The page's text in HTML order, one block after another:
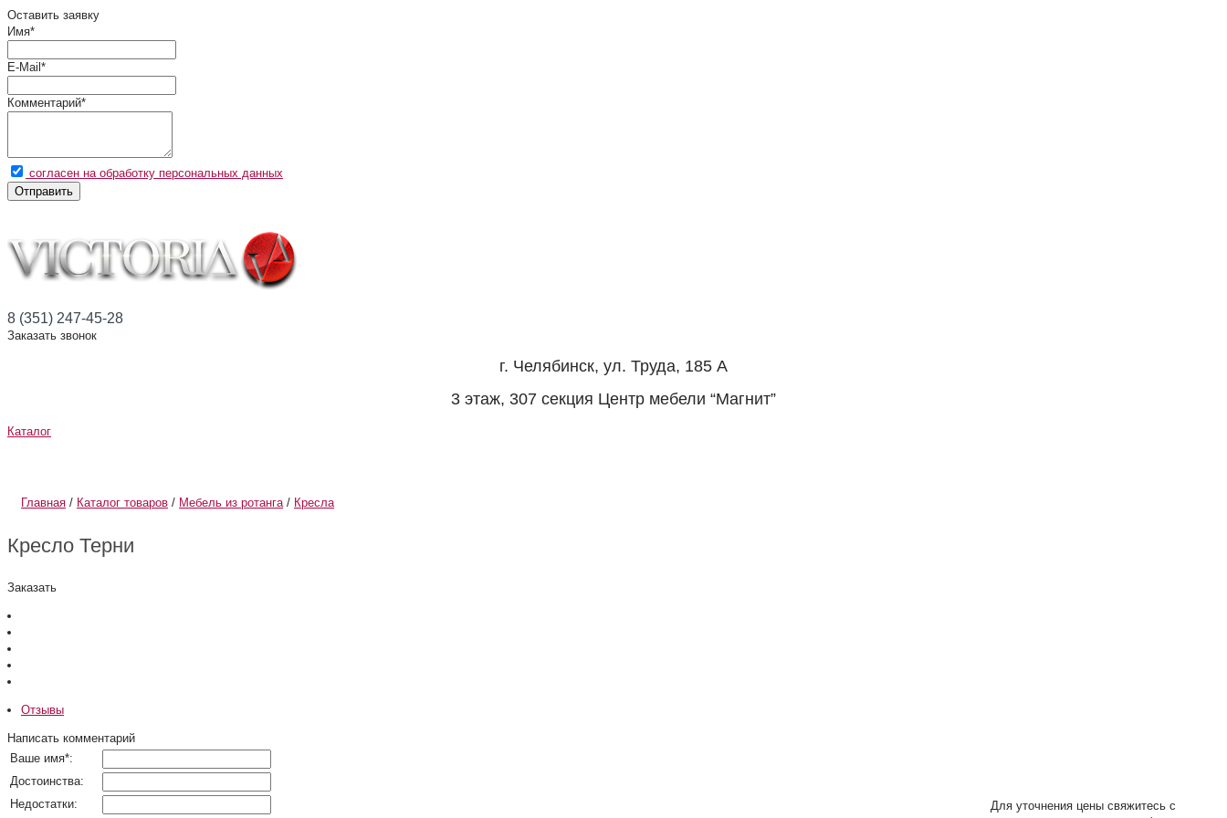
Оставить заявку
Имя*
E-Mail *
Комментарий*
согласен на обработку персональных данных
Отправить
8 (351) 247-45-28
Заказать звонок
г. Челябинск, ул. Труда, 185 А
3 этаж, 307 секция Центр мебели “Магнит”
Каталог
Главная / Каталог товаров / Мебель из ротанга/ Кресла
Кресло Терни
Заказать
Для уточнения цены свяжитесь с
Отзывы
Написать комментарий
Ваше имя*:
Достоинства:
Недостатки: